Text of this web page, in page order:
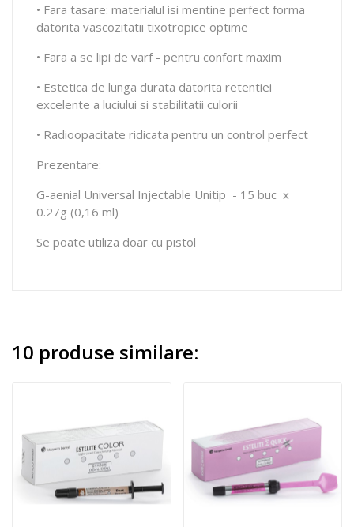
• Fara tasare: materialul isi mentine perfect forma
datorita vascozitatii tixotropice optime
• Fara a se lipi de varf - pentru confort maxim
• Estetica de lunga durata datorita retentiei
excelente a luciului si stabilitatii culorii
• Radioopacitate ridicata pentru un control perfect
Prezentare:
G-aenial Universal Injectable Unitip - 15 buc x
0.27g (0,16 ml)
Se poate utiliza doar cu pistol
10 produse similare: